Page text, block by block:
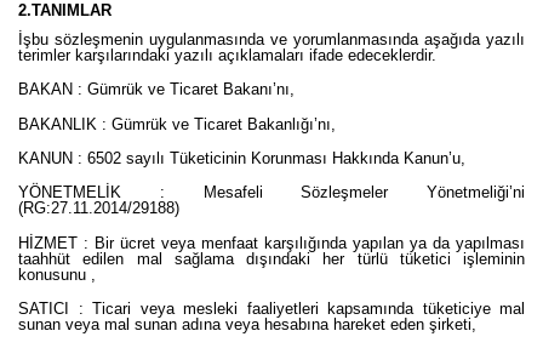
2.TANIMLAR
İşbu sözleşmenin uygulanmasında ve yorumlanmasında aşağıda yazılı
terimler karşılarındaki yazılı açıklamaları ifade edeceklerdir.
BAKAN : Gümrük ve Ticaret Bakanı’nı,
BAKANLIK : Gümrük ve Ticaret Bakanlığı’nı,
KANUN : 6502 sayılı Tüketicinin Korunması Hakkında Kanun’u,
YÖNETMELİK : Mesafeli Sözleşmeler Yönetmeliği’ni
(RG:27.11.2014/29188)
HİZMET : Bir ücret veya menfaat karşılığında yapılan ya da yapılması
taahhüt edilen mal sağlama dışındaki her türlü tüketici işleminin
konusunu ,
SATICI : Ticari veya mesleki faaliyetleri kapsamında tüketiciye mal
sunan veya mal sunan adına veya hesabına hareket eden şirketi,